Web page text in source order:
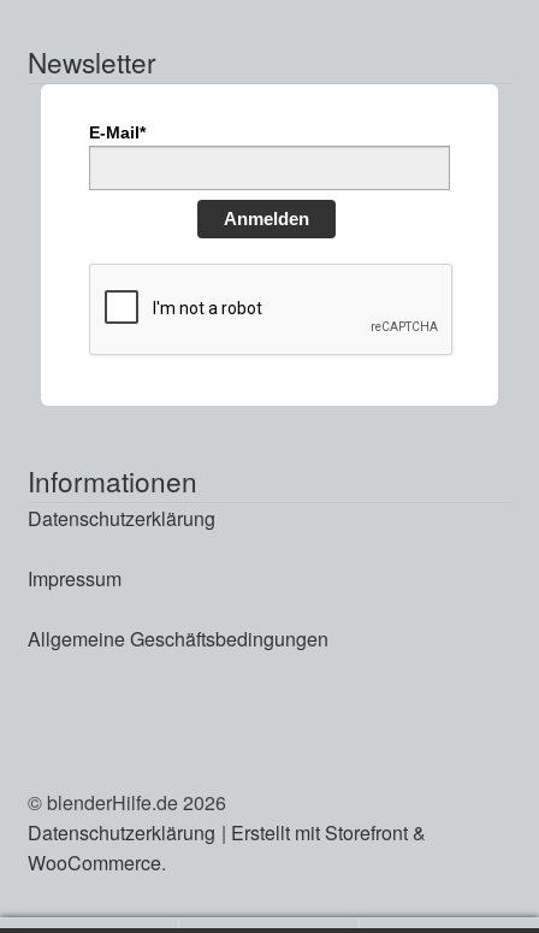
Newsletter
E-Mail*
Anmelden
Informationen
Datenschutzerklärung
Impressum
Allgemeine Geschäftsbedingungen
© blenderHilfe.de 2026
Datenschutzerklärung
Erstellt mit Storefront &
WooCommerce.